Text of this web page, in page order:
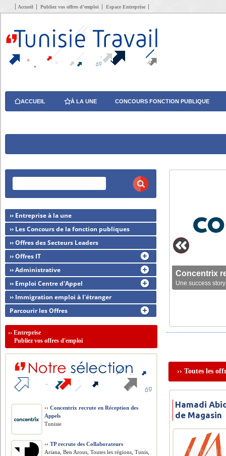
Accueil Publiez vos offres d’emploi Espace Entreprise
ACCUEIL À LA UNE CONCOURS FONCTION PUBLIQUE
Concentrix
Une success
›› Toutes les
Hamadi
de Magasin
›› Entreprise à la une
›› Les Concours de la fonction publiques
›› Offres des Secteurs Leaders
›› Offres IT
›› Administrative
›› Emploi Centre d'Appel
›› Immigration emploi à l'étranger
Parcourir les Offres
››Entreprise
Publiez vos offres d'emploi
›› Concentrix recrute en Réception des
Appels
Tunisie
›› TP recrute des Collaborateurs
Ariana, Ben Arous, Toutes les régions, Tunis,